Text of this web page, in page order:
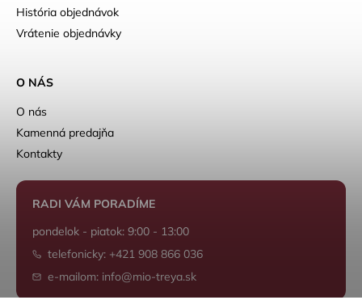
História objednávok
Vrátenie objednávky
O NÁS
O nás
Kamenná predajňa
Kontakty
RADI VÁM PORADÍME
pondelok - piatok: 9:00 - 13:00
telefonicky: +421 908 866 036
e-mailom: info@mio-treya.sk